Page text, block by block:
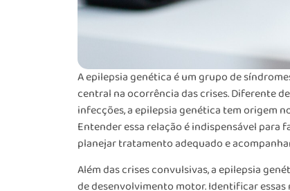
A epilepsia genética é um grupo de
central na ocorrência das crises. Diferente
infecções, a epilepsia genética tem origem
Entender essa relação é indispensável
planejar tratamento adequado e
Além das crises convulsivas, a epilepsia
de desenvolvimento motor. Identificar